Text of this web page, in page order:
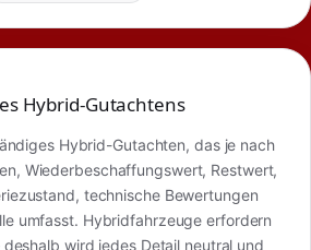
Hybrid-Gutachtens
Hybrid-Gutachten, das je nach
Wiederbeschaffungswert, Restwert,
technische Bewertungen
umfasst. Hybridfahrzeuge erfordern
deshalb wird jedes Detail neutral und